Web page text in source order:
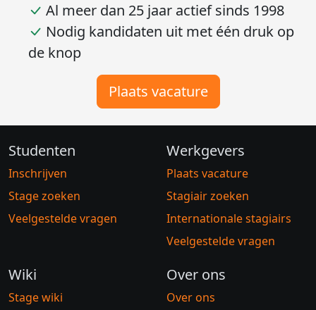
Al meer dan 25 jaar actief sinds 1998
Nodig kandidaten uit met één druk op
de knop
Plaats vacature
Studenten
Inschrijven
Stage zoeken
Veelgestelde vragen
Werkgevers
Plaats vacature
Stagiair zoeken
Internationale stagiairs
Veelgestelde vragen
Wiki
Stage wiki
Over ons
Over ons